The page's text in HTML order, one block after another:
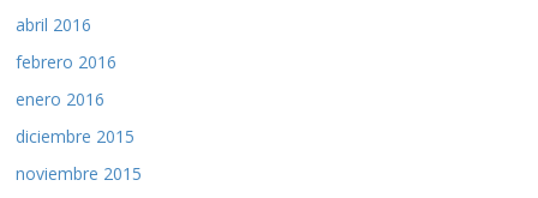
abril 2016
febrero 2016
enero 2016
diciembre 2015
noviembre 2015